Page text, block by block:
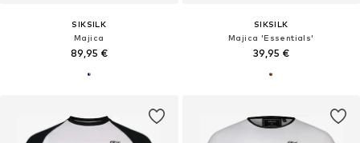
SIKSILK
Majica
89,95 €
SIKSILK
Majica 'Essentials'
39,95 €